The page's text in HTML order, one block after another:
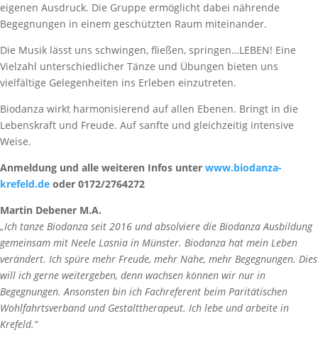
eigenen Ausdruck. Die Gruppe ermöglicht dabei nährende
Begegnungen in einem geschützten Raum miteinander.
Die Musik lässt uns schwingen, fließen, springen…LEBEN! Eine
Vielzahl unterschiedlicher Tänze und Übungen bieten uns
vielfältige Gelegenheiten ins Erleben einzutreten.
Biodanza wirkt harmonisierend auf allen Ebenen. Bringt in die
Lebenskraft und Freude. Auf sanfte und gleichzeitig intensive
Weise.
Anmeldung und alle weiteren Infos unter www.biodanza-
krefeld.de oder 0172/2764272
Martin Debener M.A.
„Ich tanze Biodanza seit 2016 und absolviere die Biodanza Ausbildung
gemeinsam mit Neele Lasnia in Münster. Biodanza hat mein Leben
verändert. Ich spüre mehr Freude, mehr Nähe, mehr Begegnungen. Dies
will ich gerne weitergeben, denn wachsen können wir nur in
Begegnungen. Ansonsten bin ich Fachreferent beim Paritätischen
Wohlfahrtsverband und Gestalttherapeut. Ich lebe und arbeite in
Krefeld.“